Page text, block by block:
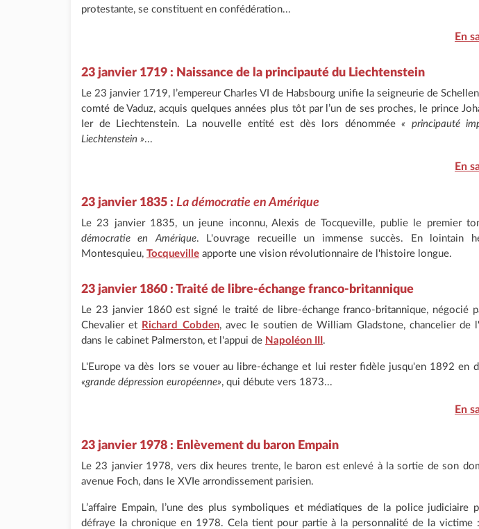
protestante, se constituent en confédération...
En
23 janvier 1719 : Naissance de la principauté du Liechtenstein
Le 23 janvier 1719, l’empereur Charles VI de Habsbourg unifie la seigneurie de
comté de Vaduz, acquis quelques années plus tôt par l’un de ses proches, le prince
Ier de Liechtenstein. La nouvelle entité est dès lors dénommée« principauté
Liechtenstein »...
En
23 janvier 1835 : La démocratie en Amérique
Le 23 janvier 1835, un jeune inconnu, Alexis de Tocqueville, publie le premier
démocratie en Amérique. L'ouvrage recueille un immense succès. En lointain
Montesquieu, Tocqueville apporte une vision révolutionnaire de l'histoire longue.
23 janvier 1860 : Traité de libre-échange franco-britannique
Le 23 janvier 1860 est signé le traité de libre-échange franco-britannique, négocié
Chevalier et Richard Cobden, avec le soutien de William Gladstone, chancelier de
dans le cabinet Palmerston, et l'appui de Napoléon III .
L'Europe va dès lors se vouer au libre-échange et lui rester fidèle jusqu'en 1892 en
«grande dépression européenne», qui débute vers 1873...
En
23 janvier 1978 : Enlèvement du baron Empain
Le 23 janvier 1978, vers dix heures trente, le baron est enlevé à la sortie de son
avenue Foch, dans le XVIe arrondissement parisien.
L’affaire Empain, l’une des plus symboliques et médiatiques de la police judiciaire
défraye la chronique en 1978. Cela tient pour partie à la personnalité de la victime